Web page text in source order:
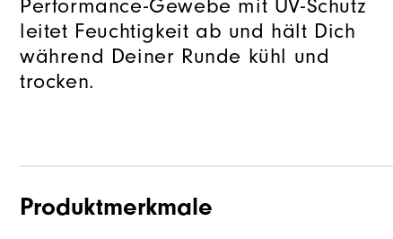
Performance-Gewebe mit UV-Schutz
leitet Feuchtigkeit ab und hält Dich
während Deiner Runde kühl und
trocken.
Produktmerkmale